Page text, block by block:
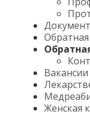
Обратная
Вакансии
Женская